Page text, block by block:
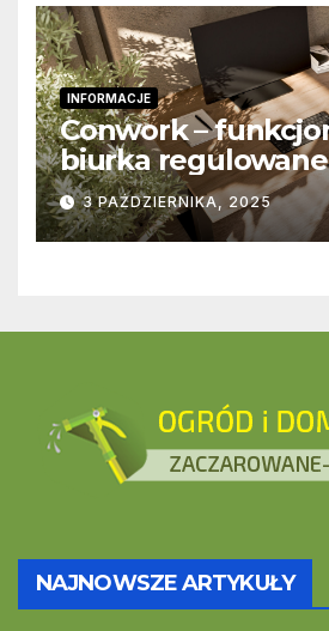
INFORMACJE
Conwork –
biurka regulowane
stworzone z myślą
nowoczesnych
przestrzeniach
3 PAŹDZIERNIKA, 2025
NAJNOWSZE ARTYKUŁY